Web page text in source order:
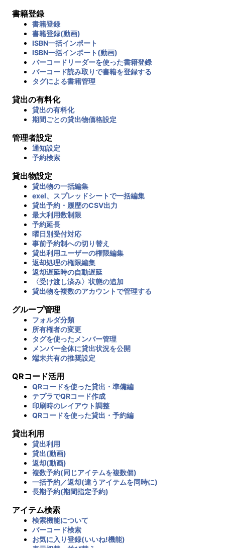
書籍登録
書籍登録
書籍登録(動画)
ISBN一括インポート
ISBN一括インポート(動画)
バーコードリーダーを使った書籍登録
バーコード読み取りで書籍を登録する
タグによる書籍管理
貸出の有料化
貸出の有料化
期間ごとの貸出物価格設定
管理者設定
通知設定
予約検索
貸出物設定
貸出物の一括編集
exel、スプレッドシートで一括編集
貸出予約・履歴のCSV出力
最大利用数制限
予約延長
曜日別受付対応
事前予約制への切り替え
貸出利用ユーザーの権限編集
返却処理の権限編集
返却遅延時の自動遅延
〈受け渡し済み〉状態の追加
貸出物を複数のアカウントで管理する
グループ管理
フォルダ分類
所有権者の変更
タグを使ったメンバー管理
メンバー全体に貸出状況を公開
端末共有の推奨設定
QRコード活用
QRコードを使った貸出・準備編
テプラでQRコード作成
印刷時のレイアウト調整
QRコードを使った貸出・予約編
貸出利用
貸出利用
貸出(動画)
返却(動画)
複数予約(同じアイテムを複数個)
一括予約／返却(違うアイテムを同時に)
長期予約(期間指定予約)
アイテム検索
検索機能について
バーコード検索
お気に入り登録(いいね!機能)